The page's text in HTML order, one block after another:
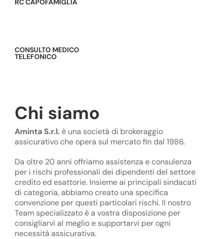
CONSULTO MEDICO
TELEFONICO
Chi siamo
Aminta S.r.l.è una società di brokeraggio
assicurativo che opera sul mercato fin dal 1986.
Da oltre 20 anni offriamo assistenza e consulenza
per i rischi professionali dei dipendenti del settore
credito ed esattorie. Insieme ai principali sindacati
di categoria, abbiamo creato una specifica
convenzione per questi particolari rischi. Il nostro
Team specializzato è a vostra disposizione per
consigliarvi al meglio e supportarvi per ogni
necessità assicurativa.